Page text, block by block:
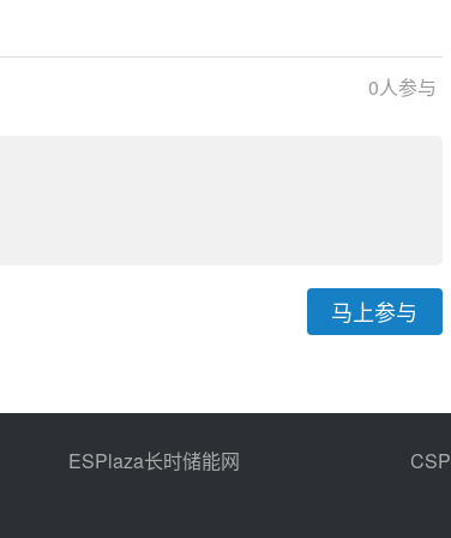
0人参与
马上参与
ESPlaza长时储能网